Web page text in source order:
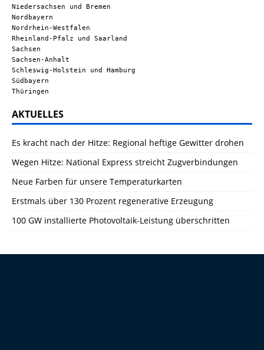
Niedersachsen und Bremen
Nordbayern
Nordrhein-Westfalen
Rheinland-Pfalz und Saarland
Sachsen
Sachsen-Anhalt
Schleswig-Holstein und Hamburg
Südbayern
Thüringen
AKTUELLES
Es kracht nach der Hitze: Regional heftige Gewitter drohen
Wegen Hitze: National Express streicht Zugverbindungen
Neue Farben für unsere Temperaturkarten
Erstmals über 130 Prozent regenerative Erzeugung
100 GW installierte Photovoltaik-Leistung überschritten